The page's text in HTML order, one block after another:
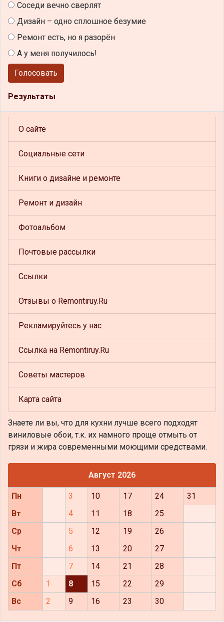
Соседи вечно сверлят
Дизайн – одно сплошное безумие
Ремонт есть, но я разорён
А у меня получилось!
Голосовать
Результаты
О сайте
Социальные сети
Книги о дизайне и ремонте
Ремонт и дизайн
Фотоальбом
Почтовые рассылки
Ссылки
Отзывы о Remontiruy.Ru
Рекламируйтесь у нас
Ссылка на Remontiruy.Ru
Советы мастеров
Карта сайта
Знаете ли вы, что для кухни лучше всего подходят
виниловые обои, т.к. их намного проще отмыть от
грязи и жира современными моющими средствами.
Август 2026
Пн 3 10 17 24
31
Вт
4 11 18
25
Ср
5 12 19
26
Чт
6 13 20
27
Пт
7 14 21
28
Сб
1 8 15 22
29
Вс
2 9 16 23 30